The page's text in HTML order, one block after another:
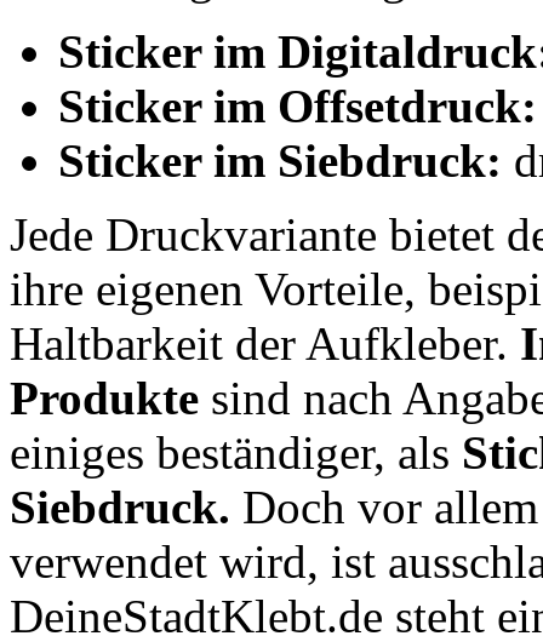
Sticker im
Sticker im Offsetdruck:
Sticker im Siebdruck:
Jede Druckvariante bietet
ihre eigenen Vorteile,
Haltbarkeit der Aufkleber.
Produkte sind nach
einiges beständiger, als
Siebdruck. Doch vor
verwendet wird, ist
DeineStadtKlebt.de steht